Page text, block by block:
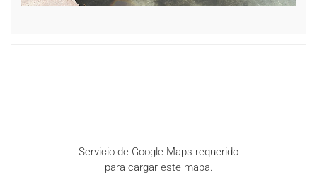
Servicio de Google Maps requerido
para cargar este mapa.